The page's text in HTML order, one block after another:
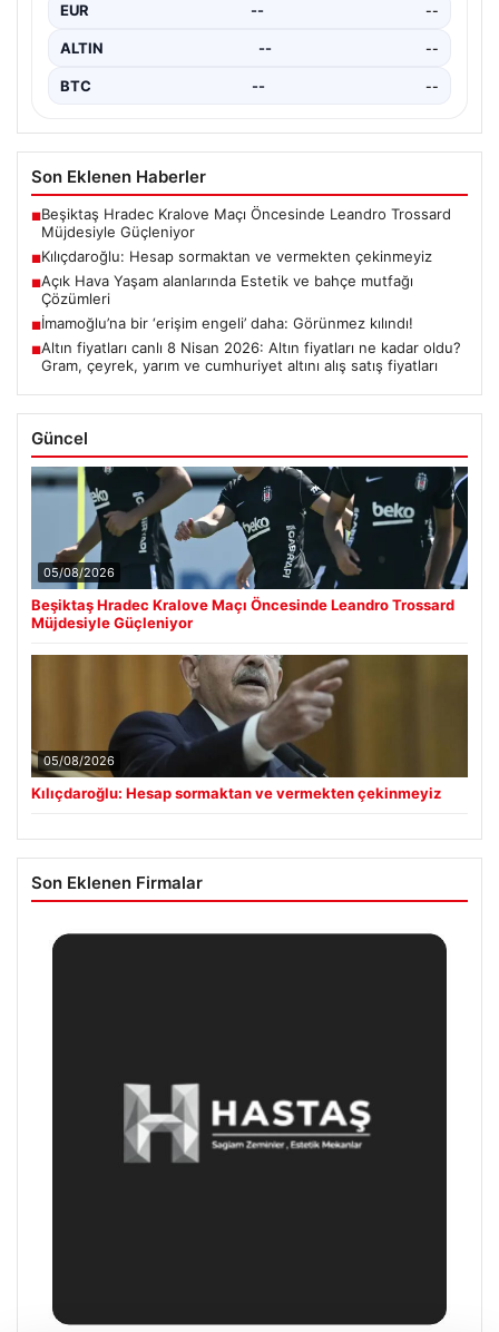
EUR -- --
ALTIN -- --
BTC -- --
Son Eklenen Haberler
■Beşiktaş Hradec Kralove Maçı Öncesinde Leandro Trossard
Müjdesiyle Güçleniyor
■Kılıçdaroğlu: Hesap sormaktan ve vermekten çekinmeyiz
■Açık Hava Yaşam alanlarında Estetik ve bahçe mutfağı
Çözümleri
■İmamoğlu’na bir ‘erişim engeli’ daha: Görünmez kılındı!
■Altın fiyatları canlı 8 Nisan 2026: Altın fiyatları ne kadar oldu?
Gram, çeyrek, yarım ve cumhuriyet altını alış satış fiyatları
Güncel
05/08/2026
Beşiktaş Hradec Kralove Maçı Öncesinde Leandro Trossard
Müjdesiyle Güçleniyor
05/08/2026
Kılıçdaroğlu: Hesap sormaktan ve vermekten çekinmeyiz
Son Eklenen Firmalar